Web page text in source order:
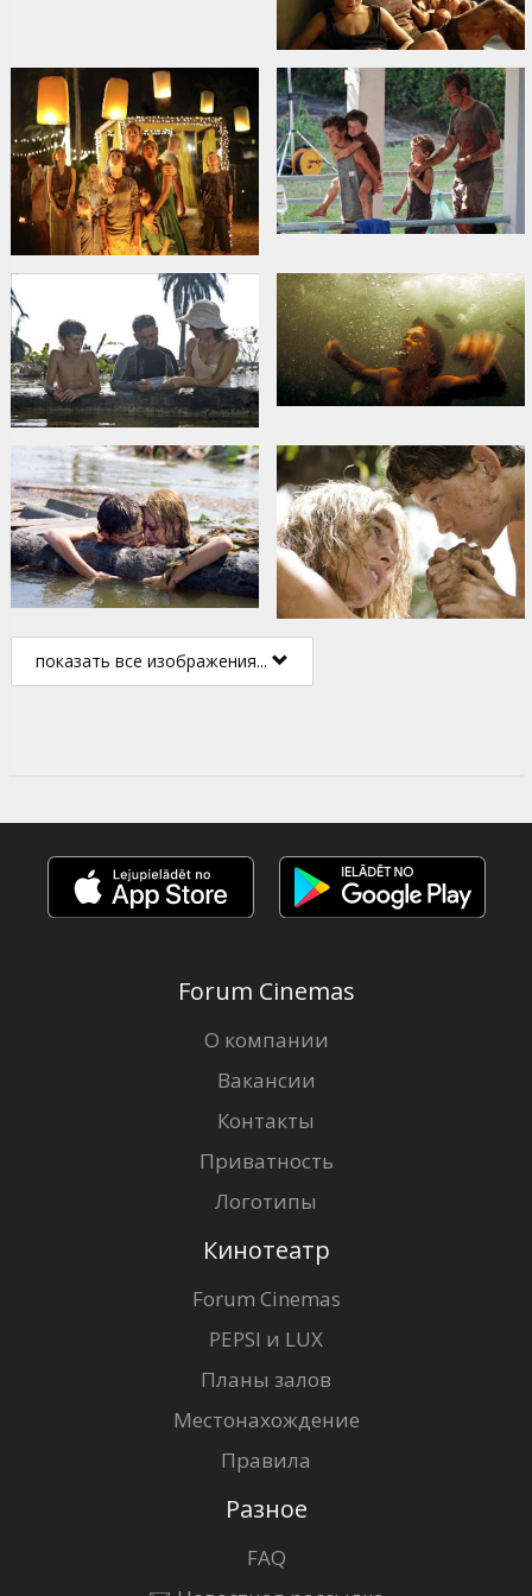
показать все изображения...
Forum Cinemas
О компании
Вакансии
Контакты
Приватность
Логотипы
Кинотеатр
Forum Cinemas
PEPSI и LUX
Планы залов
Местонахождение
Правила
Разное
FAQ